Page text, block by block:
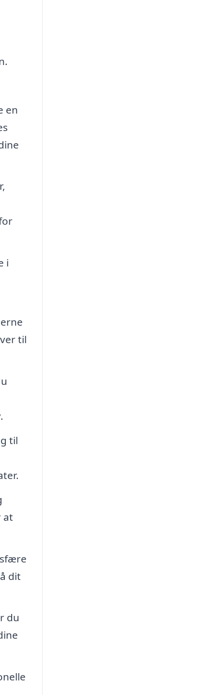
en
i
til
til
at
dit
du